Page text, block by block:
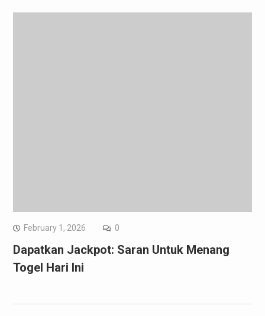
February 1, 2026 0
Dapatkan Jackpot: Saran Untuk Menang
Togel Hari Ini